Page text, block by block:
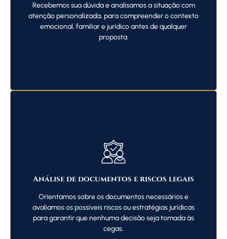
Recebemos sua dúvida e analisamos a situação com
atenção personalizada, para compreender o contexto
emocional, familiar e jurídico antes de qualquer
proposta.
Análise de documentos e riscos legais
Orientamos sobre os documentos necessários e
avaliamos os possíveis riscos ou estratégias jurídicas
para garantir que nenhuma decisão seja tomada às
cegas.